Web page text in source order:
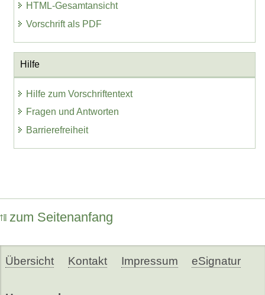
HTML-Gesamtansicht
Vorschrift als PDF
Hilfe
Hilfe zum Vorschriftentext
Fragen und Antworten
Barrierefreiheit
zum Seitenanfang
Übersicht Kontakt Impressum eSignatur